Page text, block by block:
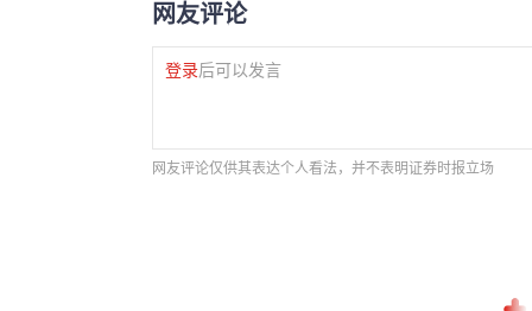
网友评论
登录后可以发言
网友评论仅供其表达个人看法，并不表明证券时报立场